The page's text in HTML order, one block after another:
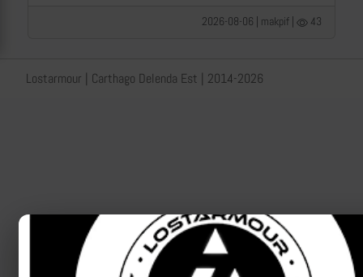
2026-08-06 | makpif | 43
Lostarmour | Carthago Delenda Est | 2014-2026